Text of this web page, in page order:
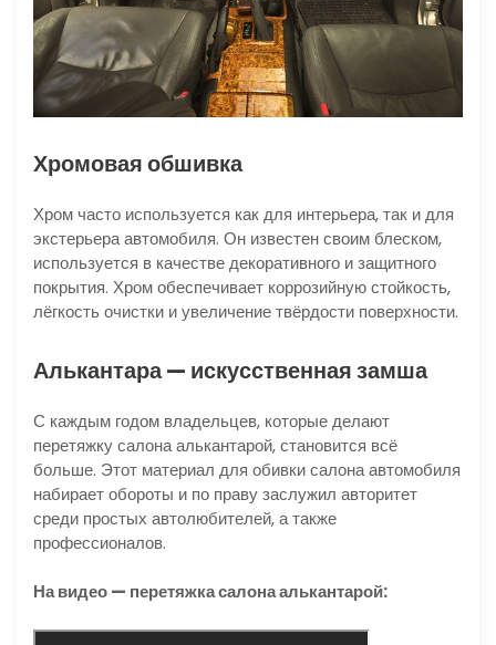
Хромовая обшивка
Хром часто используется как для интерьера, так и для
экстерьера автомобиля. Он известен своим блеском,
используется в качестве декоративного и защитного
покрытия. Хром обеспечивает коррозийную стойкость,
лёгкость очистки и увеличение твёрдости поверхности.
Алькантара — искусственная замша
С каждым годом владельцев, которые делают
перетяжку салона алькантарой, становится всё
больше. Этот материал для обивки салона автомобиля
набирает обороты и по праву заслужил авторитет
среди простых автолюбителей, а также
профессионалов.
На видео — перетяжка салона алькантарой: